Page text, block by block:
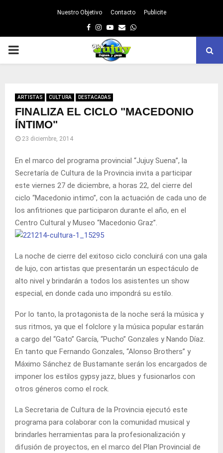
Nuestro Objetivo Contacto Publicite
Facebook
Instagram
Youtube
EmailWhatsapp
PRIMARY
ARTISTAS CULTURA DESTACADAS
FINALIZA EL CICLO "MACEDONIO
ÍNTIMO"
23 diciembre, 2014
En el marco del programa provincial “Jujuy Suena”, la
Secretaría de Cultura de la Provincia invita a participar
este viernes 27 de diciembre, a horas 22, del cierre del
ciclo “Macedonio intimo”, con la actuación de cada uno de
los anfitriones que participaron durante el año, en el
Centro Cultural y Museo “Macedonio Graz”.
La noche de cierre del exitoso ciclo concluirá con una gala
de lujo, con artistas que presentarán un espectáculo de
alto nivel y brindarán a todos los asistentes un show
especial, en donde cada uno impondrá su estilo.
Por lo tanto, la protagonista de la noche será la música y
sus ritmos, ya que el folclore y la música popular estarán
a cargo del “Gato” García, “Pucho” Gonzales y Nando Díaz.
En tanto que Fernando Gonzales, “Alonso Brothers” y
Máximo Sánchez de Bustamante serán los encargados de
imponer los estilos gypsy jazz, blues y fusionarlos con
otros géneros como el rock.
La Secretaria de Cultura de la Provincia ejecutó este
programa para colaborar con la comunidad musical y
brindarles herramientas para la profesionalización y
difusión de proyectos, en el marco del Plan Provincial de